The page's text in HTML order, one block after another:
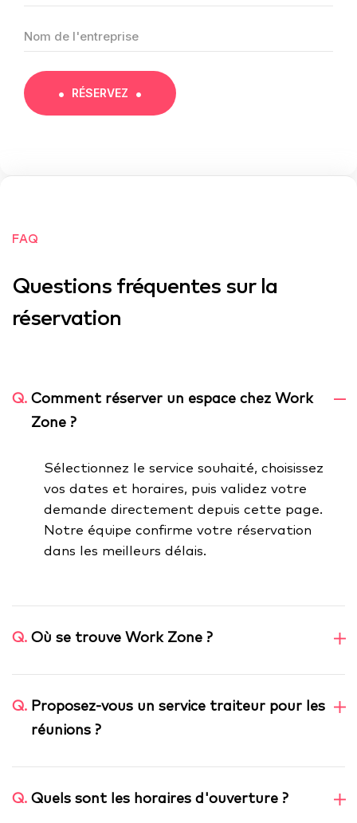
RÉSERVEZ
FAQ
Questions fréquentes sur la
réservation
Q. Comment réserver un espace chez Work
Zone ?
Sélectionnez le service souhaité, choisissez
vos dates et horaires, puis validez votre
demande directement depuis cette page.
Notre équipe confirme votre réservation
dans les meilleurs délais.
Q. Où se trouve Work Zone ?
Q. Proposez-vous un service traiteur pour les
réunions ?
Q. Quels sont les horaires d'ouverture ?